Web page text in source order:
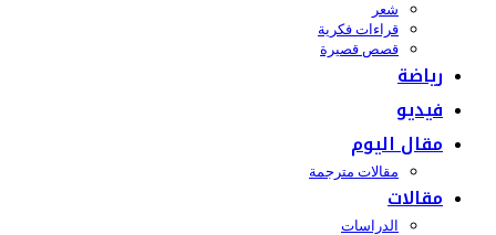
شعر
قراءات فكرية
قصص قصيرة
رياضة
فيديو
مقال اليوم
مقالات مترجمة
مقالات
الدراسات